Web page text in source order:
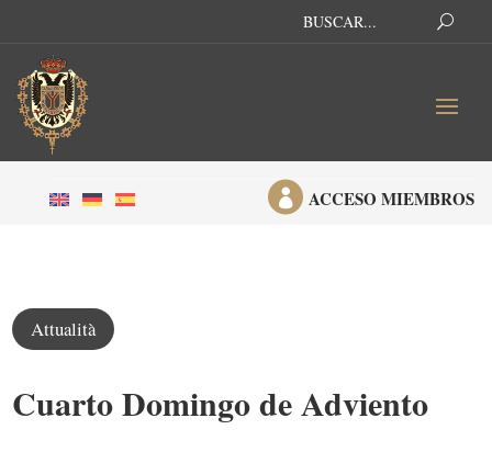
 ACCESO MIEMBROS
Attualità
Cuarto Domingo de Adviento